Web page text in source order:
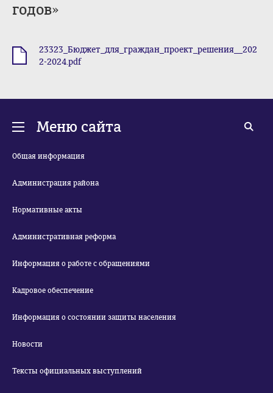
годов»
23323_Бюджет_для_граждан_проект_решения__202
2-2024.pdf
Меню сайта
Общая информация
Администрация района
Нормативные акты
Административная реформа
Информация о работе с обращениями
Кадровое обеспечение
Информация о состоянии защиты населения
Новости
Тексты официальных выступлений